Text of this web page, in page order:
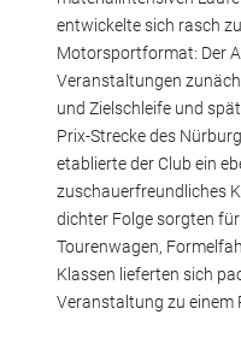
entwickelte sich rasch
Motorsportformat: Der
Veranstaltungen
und Zielschleife und
Prix-Strecke des
etablierte der Club ein
zuschauerfreundliches
dichter Folge sorgten für
Tourenwagen,
Klassen lieferten sich
Veranstaltung zu einem